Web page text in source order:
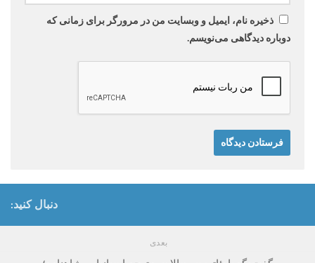
ذخیره نام، ایمیل و وبسایت من در مرورگر برای زمانی که
دوباره دیدگاهی می‌نویسم.
دنبال کنید:
بعدی